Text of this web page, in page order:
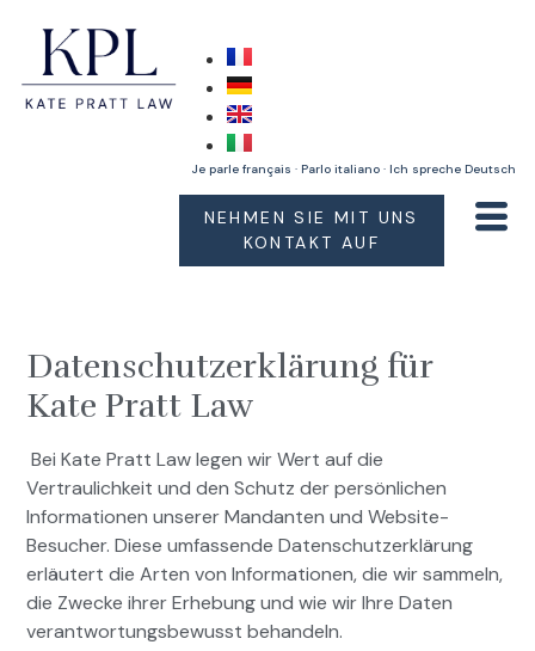
Je parle français · Parlo italiano · Ich spreche Deutsch
NEHMEN SIE MIT UNS
KONTAKT AUF
Datenschutzerklärung für
Kate Pratt Law
Bei Kate Pratt Law legen wir Wert auf die
Vertraulichkeit und den Schutz der persönlichen
Informationen unserer Mandanten und Website-
Besucher. Diese umfassende Datenschutzerklärung
erläutert die Arten von Informationen, die wir sammeln,
die Zwecke ihrer Erhebung und wie wir Ihre Daten
verantwortungsbewusst behandeln.